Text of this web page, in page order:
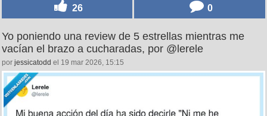
26 0
Yo poniendo una review de 5 estrellas mientras me
vacían el brazo a cucharadas, por @lerele
por jessicatodd el 19 mar 2026, 15:15